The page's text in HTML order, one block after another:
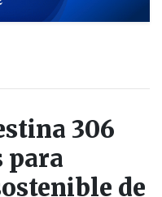
306
para
de